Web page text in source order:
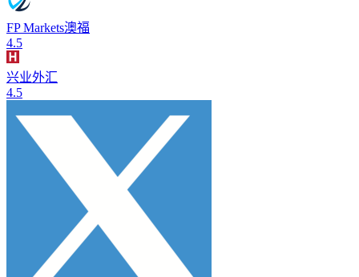
FP Markets澳福
4.5
兴业外汇
4.5